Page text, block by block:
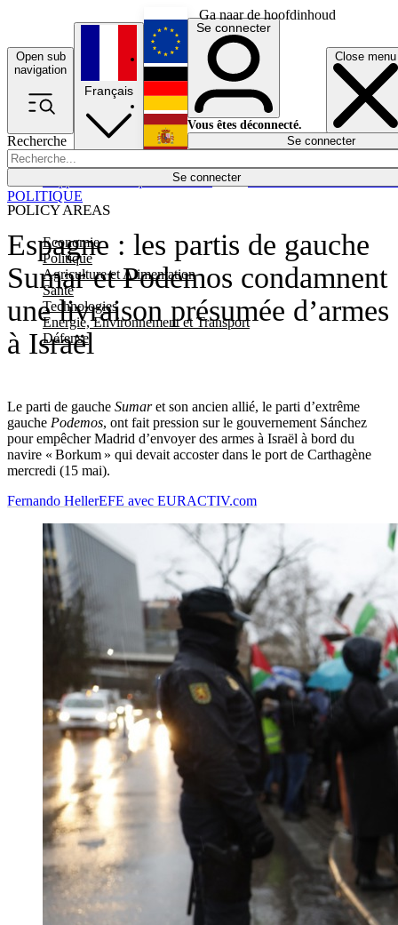
Ga naar de hoofdinhoud
Open sub
navigation
Close menu
Recherche
Se connecter
POLICY AREAS
Economie
Politique
Agriculture et Alimentation
Santé
Technologies
Energie, Environnement et Transport
Défense
Économie
Français
English
Deutsch
Español
Se connecter
Vous êtes déconnecté.
Se connecter
Espagne : les partis de gauche
Sumar et Podemos condamnent
une livraison présumée d’armes
à Israël
Le parti de gauche Sumaret son ancien allié, le parti d’extrême
gauche Podemos, ont fait pression sur le gouvernement Sánchez
pour empêcher Madrid d’envoyer des armes à Israël à bord du
navire « Borkum » qui devait accoster dans le port de Carthagène
mercredi (15 mai).
POLITIQUE
Fernando HellerEFE avec EURACTIV.com